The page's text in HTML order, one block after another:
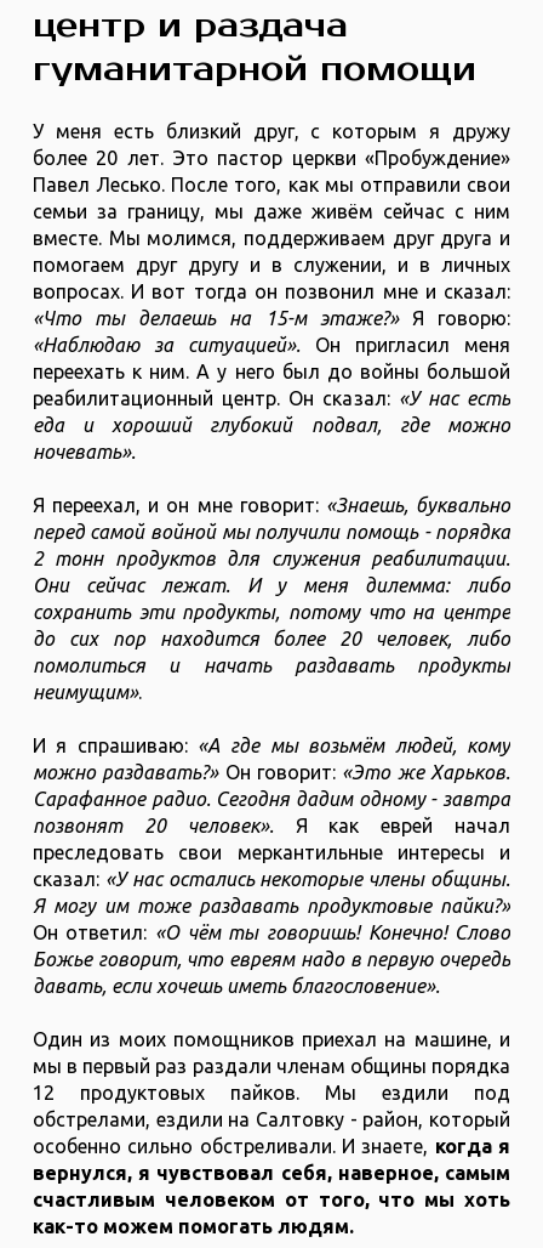
центр и раздача
гуманитарной помощи
У меня есть близкий друг, с которым я дружу
более 20 лет. Это пастор церкви «Пробуждение»
Павел Лесько. После того, как мы отправили свои
семьи за границу, мы даже живём сейчас с ним
вместе. Мы молимся, поддерживаем друг друга и
помогаем друг другу и в служении, и в личных
вопросах. И вот тогда он позвонил мне и сказал:
«Что ты делаешь на 15-м этаже?»Я говорю:
«Наблюдаю за ситуацией». Он пригласил меня
переехать к ним. А у него был до войны большой
реабилитационный центр. Он сказал: «У нас есть
еда и хороший глубокий подвал, где можно
ночевать».
Я переехал, и он мне говорит: «Знаешь, буквально
перед самой войной мы получили помощь - порядка
2 тонн продуктов для служения реабилитации.
Они сейчас лежат. И у меня дилемма: либо
сохранить эти продукты, потому что на центре
до сих пор находится более 20 человек, либо
помолиться и начать раздавать продукты
неимущим».
И я спрашиваю: «А где мы возьмём людей, кому
можно раздавать?»Он говорит: «Это же Харьков.
Сарафанное радио. Сегодня дадим одному - завтра
позвонят 20 человек».Я как еврей начал
преследовать свои меркантильные интересы и
сказал:«У нас остались некоторые члены общины.
Я могу им тоже раздавать продуктовые пайки?»
Он ответил: «О чём ты говоришь! Конечно! Слово
Божье говорит, что евреям надо в первую очередь
давать, если хочешь иметь благословение».
Один из моих помощников приехал на машине, и
мы в первый раз раздали членам общины порядка
12 продуктовых пайков. Мы ездили под
обстрелами, ездили на Салтовку - район, который
особенно сильно обстреливали. И знаете, когда я
вернулся, я чувствовал себя, наверное, самым
счастливым человеком от того, что мы хоть
как-то можем помогать людям.